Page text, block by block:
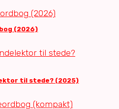
(2026)
til stede? (2025)